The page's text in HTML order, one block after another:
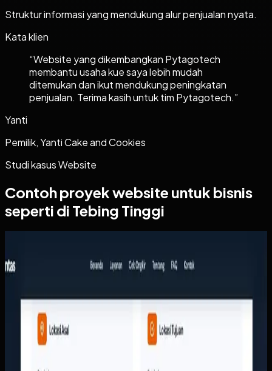
Struktur informasi yang mendukung alur penjualan nyata.
Kata klien
“Website yang dikembangkan Pytagotech
membantu usaha kue saya lebih mudah
ditemukan dan ikut mendukung peningkatan
penjualan. Terima kasih untuk tim Pytagotech.”
Yanti
Pemilik, Yanti Cake and Cookies
Studi kasusWebsite
Contoh proyekwebsite untuk bisnis
seperti di Tebing Tinggi
Arthalintas
Sebelumnya
Tim layanan pelanggan terlalu sering menjawab
pertanyaan dasar seperti ongkir, cakupan kota, dan jenis